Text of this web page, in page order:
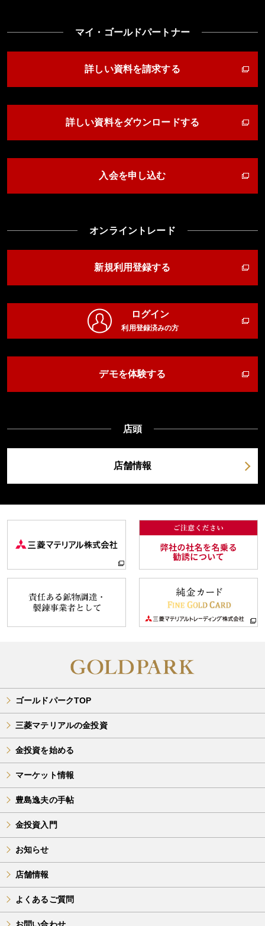
マイ・ゴールドパートナー
詳しい資料を請求する
詳しい資料をダウンロードする
入会を申し込む
オンライントレード
新規利用登録する
ログイン
利用登録済みの方
デモを体験する
店頭
店舗情報
ゴールドパークTOP
三菱マテリアルの金投資
金投資を始める
マーケット情報
豊島逸夫の手帖
金投資入門
お知らせ
店舗情報
よくあるご質問